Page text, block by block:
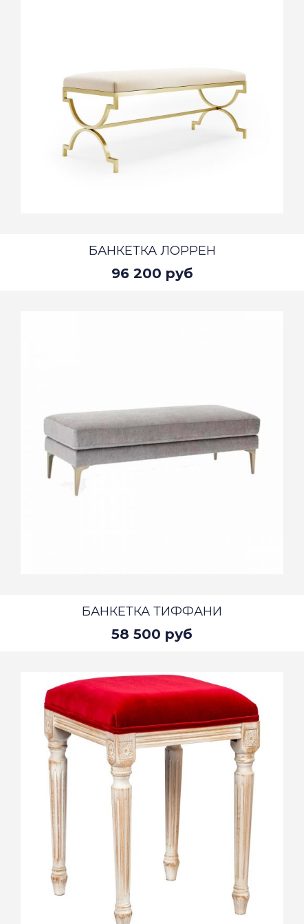
БАНКЕТКА ЛОРРЕН
96 200 руб
БАНКЕТКА ТИФФАНИ
58 500 руб